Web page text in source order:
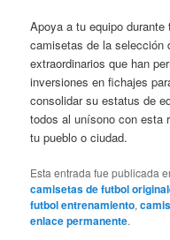
Apoya a tu equipo
camisetas de la selección
extraordinarios que han
inversiones en fichajes
consolidar su estatus de
todos al unísono con esta
tu pueblo o ciudad.
Esta entrada fue publicada
camisetas de futbol
futbol entrenamiento,
enlace permanente.